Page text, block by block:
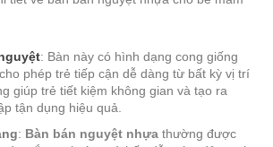
: Bàn này có hình dạng cong giống
phép trẻ tiếp cận dễ dàng từ bất kỳ vị trí
giúp trẻ tiết kiệm không gian và tạo ra
tận dụng hiệu quả.
: Bàn bán nguyệt nhựa thường được